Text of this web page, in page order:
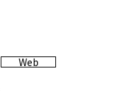
Web